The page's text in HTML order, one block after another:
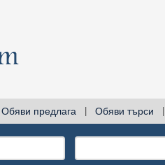
Обяви предлага Обяви търси